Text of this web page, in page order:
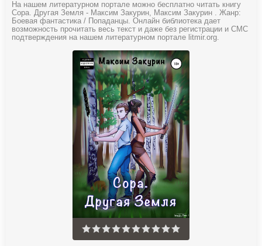
На нашем литературном портале можно бесплатно читать книгу
Сора. Другая Земля - Максим Закурин, Максим Закурин . Жанр:
Боевая фантастика / Попаданцы. Онлайн библиотека дает
возможность прочитать весь текст и даже без регистрации и СМС
подтверждения на нашем литературном портале litmir.org.